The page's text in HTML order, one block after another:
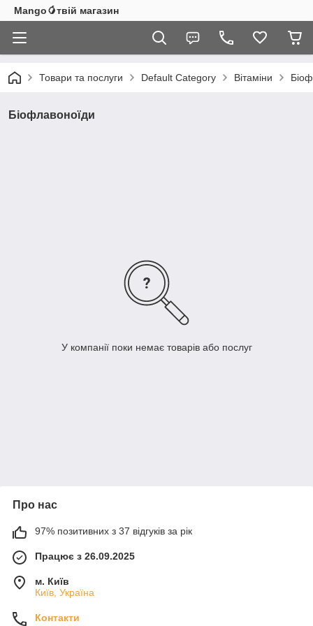
Mango🥭твій магазин
Товари та послуги Default Category Вітаміни
Біофлавоноїди
У компанії поки немає товарів або послуг
Про нас
97% позитивних з 37 відгуків за рік
Працює з 26.09.2025
м. Київ
Київ, Україна
Контакти